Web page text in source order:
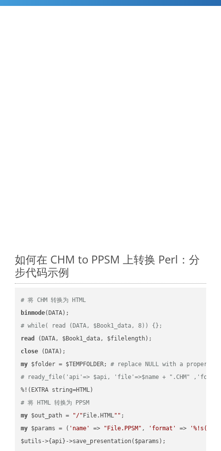
如何在 CHM to PPSM 上转换 Perl：分
步代码示例
# 将 CHM 转换为 HTML
binmode
# while( read (DATA, $Book1_data, 8)) {};
read
close
my $folder = $TEMPFOLDER; # replace NULL with a proper
# ready_file('api'=> $api, 'file'=>$name + ".CHM"
# 将 HTML 转换为 PPSM
my $out_path = "/" File.HTML""
my $params = ( 'name' => "File.PPSM" , 'format' =>